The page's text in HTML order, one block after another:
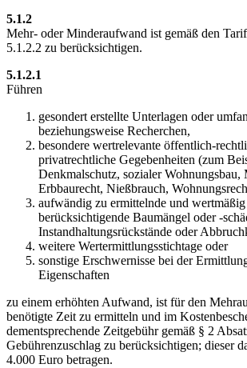
5.1.2
Mehr- oder Minderaufwand ist gemäß den
5.1.2.2 zu berücksichtigen.
5.1.2.1
Führen
gesondert erstellte Unterlagen oder
beziehungsweise Recherchen,
besondere wertrelevante öffentlich-
privatrechtliche Gegebenheiten (zum
Denkmalschutz, sozialer Wohnungsbau,
Erbbaurecht, Nießbrauch,
aufwändig zu ermittelnde und wertmäßig
berücksichtigende Baumängel oder -
Instandhaltungsrückstände oder
weitere Wertermittlungsstichtage oder
sonstige Erschwernisse bei der
Eigenschaften
zu einem erhöhten Aufwand, ist für den
benötigte Zeit zu ermitteln und im
dementsprechende Zeitgebühr gemäß § 2
Gebührenzuschlag zu berücksichtigen; dieser
4.000 Euro betragen.